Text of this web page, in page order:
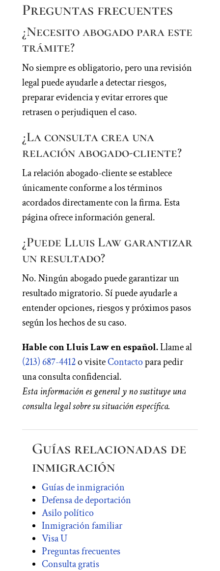
Preguntas frecuentes
¿Necesito abogado para este
trámite?
No siempre es obligatorio, pero una revisión
legal puede ayudarle a detectar riesgos,
preparar evidencia y evitar errores que
retrasen o perjudiquen el caso.
¿La consulta crea una
relación abogado-cliente?
La relación abogado-cliente se establece
únicamente conforme a los términos
acordados directamente con la firma. Esta
página ofrece información general.
¿Puede Lluis Law garantizar
un resultado?
No. Ningún abogado puede garantizar un
resultado migratorio. Sí puede ayudarle a
entender opciones, riesgos y próximos pasos
según los hechos de su caso.
Hable con Lluis Law en español.Llame al
(213) 687-4412o visiteContactopara pedir
una consulta confidencial.
Esta información es general y no sustituye una
consulta legal sobre su situación específica.
Guías relacionadas de
inmigración
Guías de inmigración
Defensa de deportación
Asilo político
Inmigración familiar
Visa U
Preguntas frecuentes
Consulta gratis